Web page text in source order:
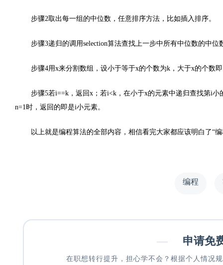
步骤2取出每一组的中位数，任意排序方法，比如插入排序。
步骤3递归的调用selection算法查找上一步中所有中位数的中
步骤4用x来分割数组，设小于等于x的个数为k，大于x的个数
步骤5若i==k，返回x；若i<k，在小于x的元素中递归查找第i
n=1时，返回的即是i小元素。
以上就是编程算法的全部内容，相信看完大家都应该明白了“
编程
— 申请免
在职想转行提升，担心学不会？根据个人情况